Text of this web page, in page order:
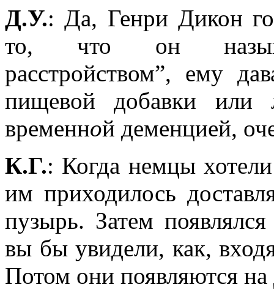
Д.У.: Да, Генри Дикон
то, что он
расстройством”, ему
пищевой добавки или
временной деменцией,
К.Г.: Когда немцы хотели
им приходилось
пузырь. Затем
вы бы увидели, как,
Потом они появляются на